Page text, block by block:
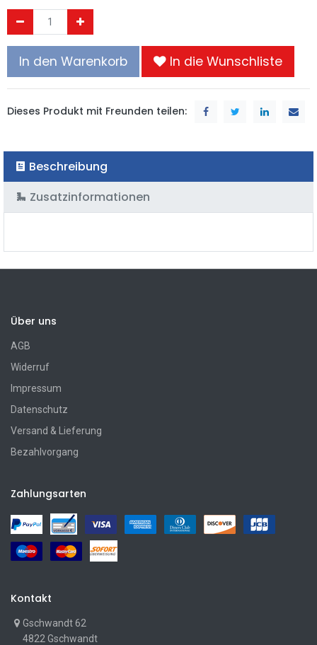
In den Warenkorb In die Wunschliste
Dieses Produkt mit Freunden teilen:
Beschreibung
Zusatzinformationen
Über uns
AGB
Widerruf
Impressum
Datenschutz
Versand & Lieferung
Bezahlvorgang
Zahlungsarten
Kontakt
Gschwandt 62
4822 Gschwandt